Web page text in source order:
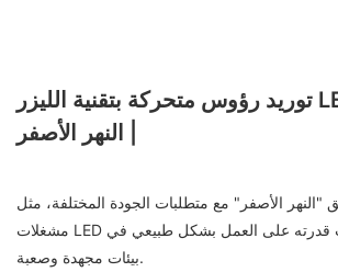
توريد رؤوس متحركة بتقنية الليزر LED عالية الجودة
| النهر الأصفر
"النهر الأصفر" مع متطلبات الجودة المختلفة، مثل
مشغلات LED والرقائق. وقد ثبتت قدرته على العمل بشكل طبيعي في
بيئات مجهدة وصعبة.